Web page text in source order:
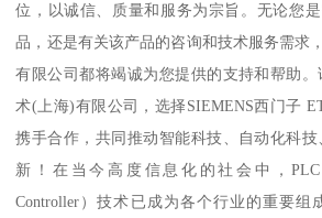
位，以诚信、质量和服务为宗旨。无论您
品，还是有关该产品的咨询和技术服务需求
有限公司都将竭诚为您提供的支持和帮助
术(上海)有限公司，选择SIEMENS西门子
携手合作，共同推动智能科技、自动化科
新！在当今高度信息化的社会中，PLC
Controller）技术已成为各个行业的重要组